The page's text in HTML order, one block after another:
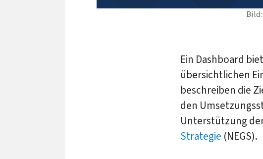
Ein Dashboard
übersichtlichen
beschreiben die
den
Unterstützung
Strategie (NEGS).